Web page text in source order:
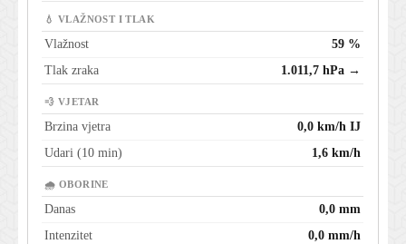
💧 VLAŽNOST I TLAK
Vlažnost
59 %
Tlak zraka
1.011,7 hPa →
💨 VJETAR
Brzina vjetra
0,0 km/h IJ
Udari (10 min)
1,6 km/h
🌧 OBORINE
Danas
0,0 mm
Intenzitet
0,0 mm/h